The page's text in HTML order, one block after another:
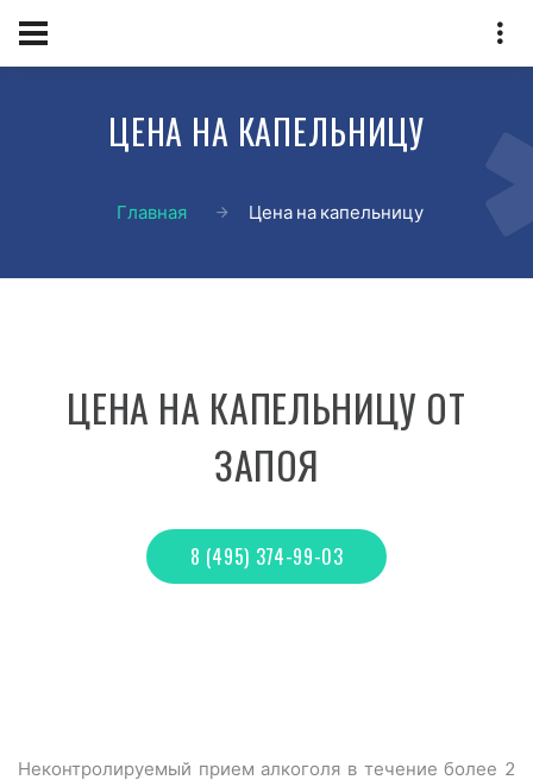
ЦЕНА НА КАПЕЛЬНИЦУ
Главная Цена на капельницу
ЦЕНА НА КАПЕЛЬНИЦУ ОТ
ЗАПОЯ
8 (495) 374-99-03
Неконтролируемый прием алкоголя в течение более 2